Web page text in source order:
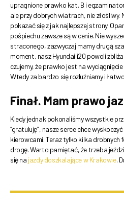
upragnione prawko kat. B i
ale przy dobrych wiatrach, nie złośliwy.
pokazać się z jak najlepszej strony.
pośpiechu zawsze są w cenie. Nie
straconego, zazwyczaj mamy drugą
moment, nasz Hyundai i20 powoli zbliża
czujemy, że prawko jest na
Wtedy za bardzo się rozluźniamy i
Finał. Mam prawo
Kiedy jednak pokonaliśmy wszystkie
“gratuluję”, nasze serce chce
kierowcami. Teraz tylko kilka drobnych
drogę. Warto pamiętać, że trzeba
się na jazdy doszkalające w Krakowie.